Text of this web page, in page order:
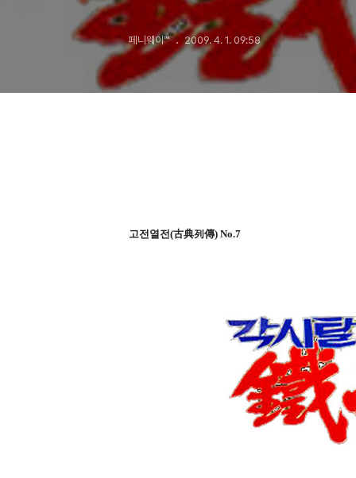
(1부)
페니웨이™ 2009. 4. 1. 09:58
고전열전(古典列傳) No.7